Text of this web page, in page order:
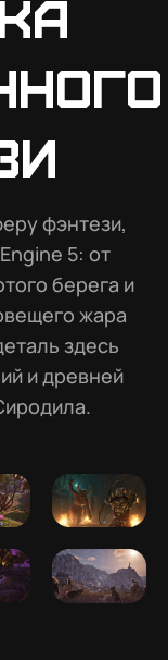
фэнтези,
5: от
берега и
жара
здесь
и древней